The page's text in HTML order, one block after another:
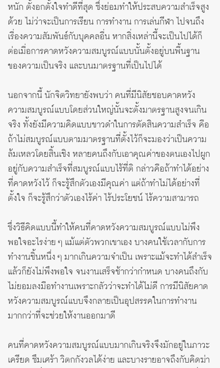
หนัก ตั้งอกตั้งใจทำดีที่สุด ซึ่งย่อมทำให้ประสบความสำเร็จสูง
ด้วย ไม่ว่าจะเป็นการเรียน การทำงาน การเล่นกีฬา ไปจนถึง
เรื่องความสัมพันธ์กับบุคคลอื่น หากสิ่งเหล่านี้จะเป็นไปได้ก็
ต่อเมื่อการคาดหวังความสมบูรณ์แบบนั้นตั้งอยู่บนพื้นฐาน
ของความเป็นจริง และบนมาตรฐานที่เป็นไปได้
นอกจากนี้ นักจิตวิทยายังพบว่า คนที่มีนิสัยชอบคาดหวัง
ความสมบูรณ์แบบโดยส่วนใหญ่นั้นจะตั้งมาตรฐานสูงจนเกิน
จริง ทั้งยังมีความคิดแบบขาวดำในการตัดสินความสำเร็จ คือ
ถ้าไม่สมบูรณ์แบบตามมาตรฐานที่ตั้งไว้ก็จะมองว่าเป็นความ
ล้มเหลวโดยสิ้นเชิง หลายคนถึงกับเอาคุณค่าของตนเองไปผูก
อยู่กับความสำเร็จที่สมบูรณ์แบบไร้ที่ติ กล่าวคือถ้าทำได้อย่าง
ที่คาดหวังไว้ ก็จะรู้สึกตัวเองมีคุณค่า แต่ถ้าทำไม่ได้อย่างที่
ตั้งใจ ก็จะรู้สึกว่าตัวเองไร้ค่า ไร้ประโยชน์ ไร้ความสามารถ
ซึ่งวิธีคิดแบบนี้ทำให้คนที่คาดหวังความสมบูรณ์แบบไม่พึง
พอใจอะไรง่าย ๆ แม้แต่ตัวพวกเขาเอง บางคนใช้เวลากับการ
ทำงานชิ้นหนึ่ง ๆ มากเกินความจำเป็น เพราะแม้จะทำได้สำเร็จ
แล้วก็ยังไม่พึงพอใจ จนงานเสร็จช้ากว่ากำหนด บางคนถึงกับ
ไม่ยอมลงมือทำงานเพราะกลัวว่าจะทำได้ไม่ดี การมีนิสัยคาด
หวังความสมบูรณ์แบบจึงกลายเป็นอุปสรรคในการทำงาน
มากกว่าที่จะช่วยให้งานออกมาดี
คนที่คาดหวังความสมบูรณ์แบบมากเกินจริงจึงมักอยู่ในภาวะ
เครียด ซึมเศร้า วิตกกังวลได้ง่าย และบางรายอาจถึงกับคิดฆ่า